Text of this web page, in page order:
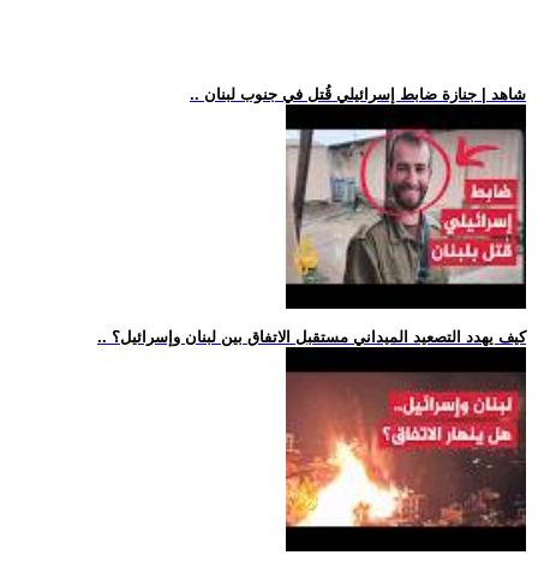
.. شاهد | جنازة ضابط إسرائيلي قُتل في جنوب لبنان
.. كيف يهدد التصعيد الميداني مستقبل الاتفاق بين لبنان وإسرائيل؟